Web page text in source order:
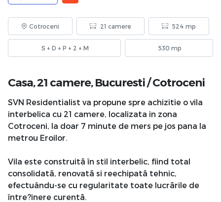
Cotroceni 21 camere 524 mp
S + D + P + 2 + M 530 mp
Casa, 21 camere,Bucuresti/Cotroceni
SVN Residentialist va propune spre achizitie o vila
interbelica cu 21 camere, localizata in zona
Cotroceni, la doar 7 minute de mers pe jos pana la
metrou Eroilor.
Vila este construitã în stil interbelic, fiind total
consolidatã, renovatã si reechipatã tehnic,
efectuându-se cu regularitate toate lucrãrile de
între?inere curentã.